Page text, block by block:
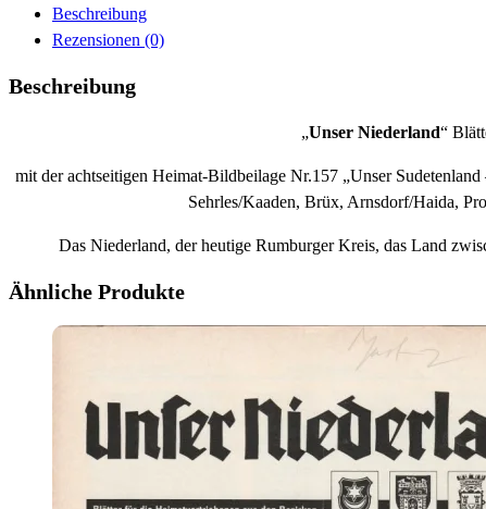
Beschreibung
Rezensionen (0)
Beschreibung
„Unser Niederland“
mit der achtseitigen Heimat-Bildbeilage Nr.157 „Unser
Sehrles/Kaaden, Brüx, Arnsdorf/Haida,
Das Niederland, der heutige Rumburger Kreis, das Land
Ähnliche Produkte